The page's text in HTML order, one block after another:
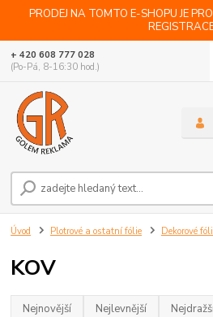
PRODEJ NA TOMTO E-SHOPU JE
+ 420 608 777 028
(Po-Pá, 8-16:30 hod.)
Úvod Plotrové a ostatní fólie Dekorové
KOV
Nejnovější Nejlevnější